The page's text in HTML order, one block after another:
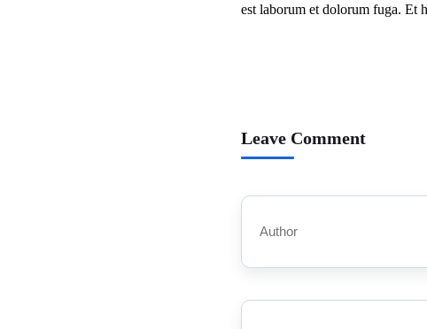
est laborum et dolorum fuga. Et
Leave Comment